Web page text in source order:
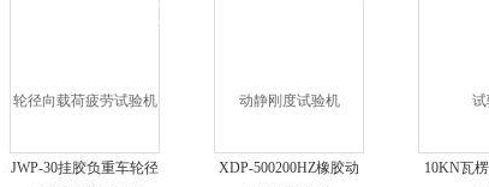
JWP-30挂胶负重车轮径
XDP-500200HZ橡胶动
10KN瓦